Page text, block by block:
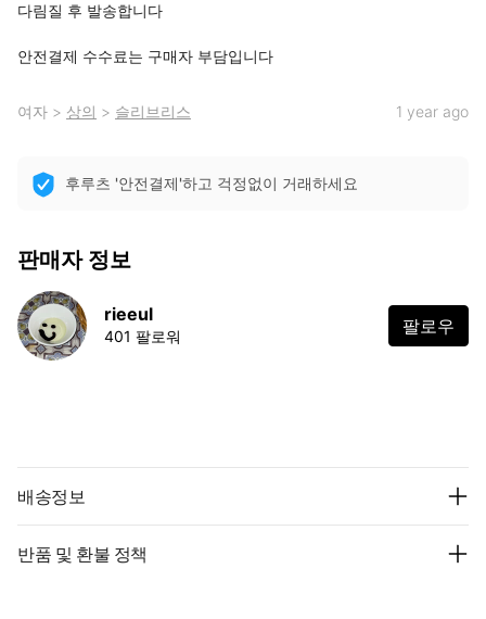
다림질 후 발송합니다
안전결제 수수료는 구매자 부담입니다
여자 > 상의 > 슬리브리스 1 year ago
후루츠 '안전결제'하고 걱정없이 거래하세요
판매자 정보
rieeul
401 팔로워 팔로우
배송정보
반품 및 환불 정책